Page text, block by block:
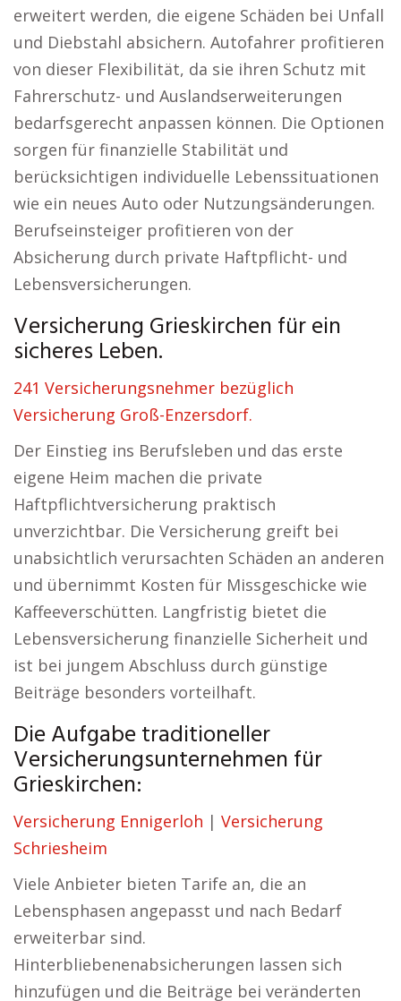
erweitert werden, die eigene Schäden bei Unfall
und Diebstahl absichern. Autofahrer profitieren
von dieser Flexibilität, da sie ihren Schutz mit
Fahrerschutz- und Auslandserweiterungen
bedarfsgerecht anpassen können. Die Optionen
sorgen für finanzielle Stabilität und
berücksichtigen individuelle Lebenssituationen
wie ein neues Auto oder Nutzungsänderungen.
Berufseinsteiger profitieren von der
Absicherung durch private Haftpflicht- und
Lebensversicherungen.
Versicherung Grieskirchen für ein
sicheres Leben.
241 Versicherungsnehmer bezüglich
Versicherung Groß-Enzersdorf.
Der Einstieg ins Berufsleben und das erste
eigene Heim machen die private
Haftpflichtversicherung praktisch
unverzichtbar. Die Versicherung greift bei
unabsichtlich verursachten Schäden an anderen
und übernimmt Kosten für Missgeschicke wie
Kaffeeverschütten. Langfristig bietet die
Lebensversicherung finanzielle Sicherheit und
ist bei jungem Abschluss durch günstige
Beiträge besonders vorteilhaft.
Die Aufgabe traditioneller
Versicherungsunternehmen für
Grieskirchen:
Versicherung Ennigerloh | Versicherung
Schriesheim
Viele Anbieter bieten Tarife an, die an
Lebensphasen angepasst und nach Bedarf
erweiterbar sind.
Hinterbliebenenabsicherungen lassen sich
hinzufügen und die Beiträge bei veränderten